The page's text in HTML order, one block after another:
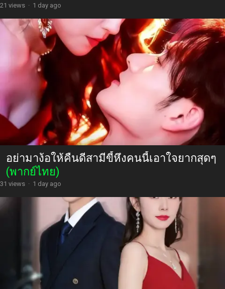
21 views · 1 day ago
อย่ามาง้อให้คืนดีสามีขี้หึงคนนี้เอาใจยากสุดๆ
(พากย์ไทย)
31 views · 1 day ago